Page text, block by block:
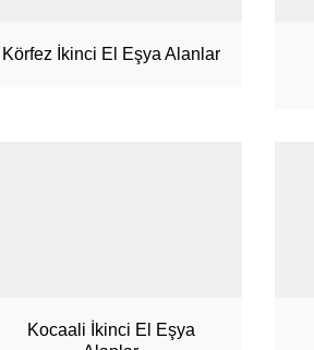
Körfez İkinci El Eşya Alanlar
Kocaali İkinci El Eşya